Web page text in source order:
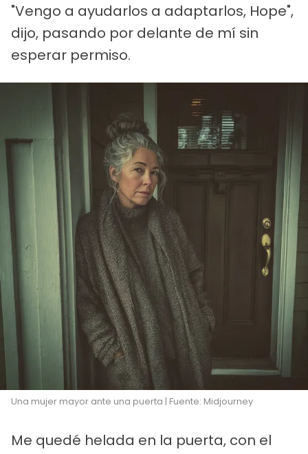
"Vengo a ayudarlos a adaptarlos, Hope",
dijo, pasando por delante de mí sin
esperar permiso.
Una mujer mayor ante una puerta | Fuente: Midjourney
Me quedé helada en la puerta, con el